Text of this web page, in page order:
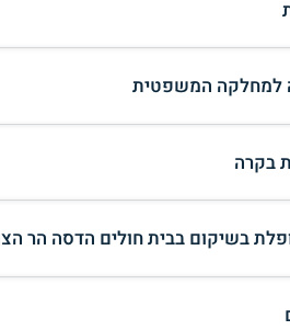
למחלקה המשפטית
בקרה
בשיקום בבית חולים הדסה הר